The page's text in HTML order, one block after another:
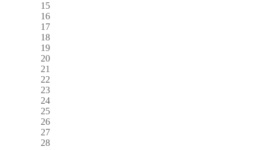
15
16
17
18
19
20
21
22
23
24
25
26
27
28